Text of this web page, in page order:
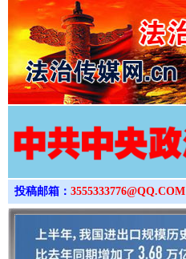
投稿邮箱： 3555333776@QQ.COM